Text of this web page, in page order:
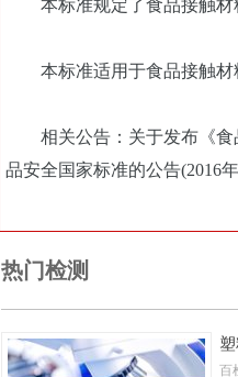
本标准规定了食品接触材
本标准适用于食品接触材
相关公告：关于发布《食品
品安全国家标准的公告(2016
热门检测
百